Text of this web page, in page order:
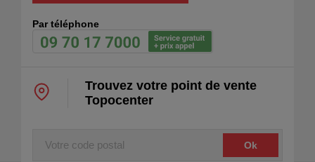
Par téléphone
Trouvez votre point de vente
Topocenter
Votre
code